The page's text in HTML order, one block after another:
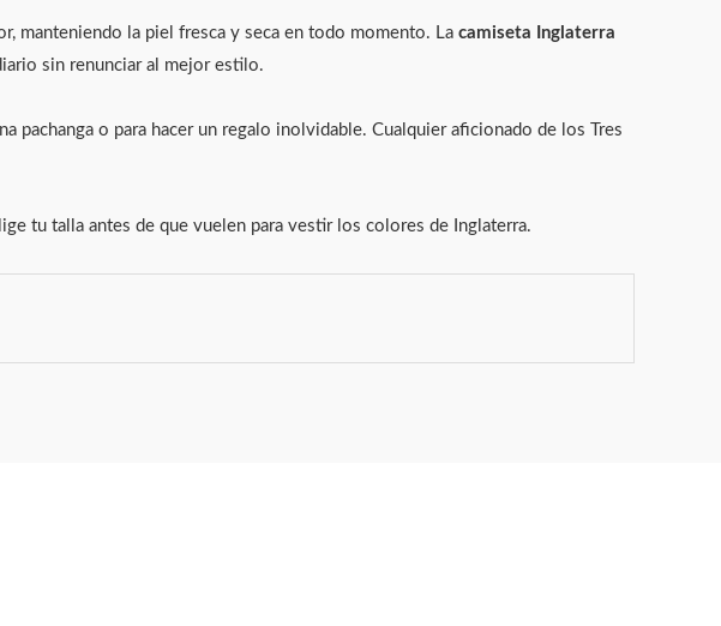
manteniendo la piel fresca y seca en todo momento. La camiseta Inglaterra
sin renunciar al mejor estilo.
pachanga o para hacer un regalo inolvidable. Cualquier aficionado de los Tres
tu talla antes de que vuelen para vestir los colores de Inglaterra.